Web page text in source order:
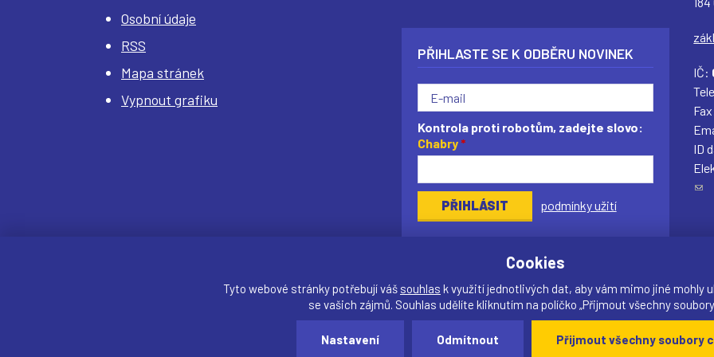
Osobní údaje
RSS
Mapa stránek
Vypnout grafiku
PŘIHLASTE SE K ODBĚRU NOVINEK
Kontrola proti robotům, zadejte slovo:
Chabry*
podmínky užití
IČ:
ID
(
z
o
d
e
Cookies
Tyto webové stránky potřebují váš souhlas k využití jednotlivých dat, aby vám mimo jiné mohly
se vašich zájmů. Souhlas udělíte kliknutím na políčko „Přijmout všechny
Nastavení Odmítnout Přijmout všechny soubory